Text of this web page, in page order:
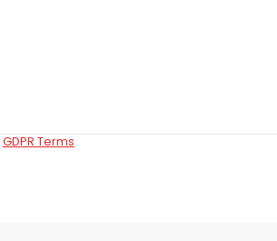
GDPR Terms